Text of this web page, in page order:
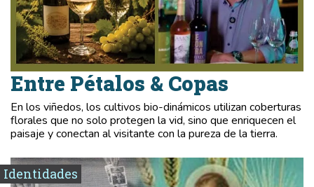
Entre Pétalos & Copas
En los viñedos, los cultivos bio-dinámicos utilizan coberturas
florales que no solo protegen la vid, sino que enriquecen el
paisaje y conectan al visitante con la pureza de la tierra.
Identidades